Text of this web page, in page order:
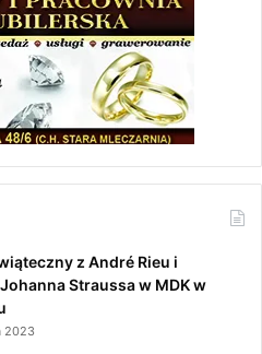
z André Rieu i
Straussa w MDK w
2023